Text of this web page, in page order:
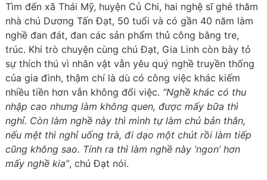
Tìm đến xã Thái Mỹ, huyện Củ Chi, hai nghệ sĩ ghé thăm
nhà chú Dương Tấn Đạt, 50 tuổi và có gần 40 năm làm
nghề đan đát, đan các sản phẩm thủ công bằng tre,
trúc. Khi trò chuyện cùng chú Đạt, Gia Linh còn bày tỏ
sự thích thú vì nhân vật vẫn yêu quý nghề truyền thống
của gia đình, thậm chí là dù có công việc khác kiếm
nhiều tiền hơn vẫn không đổi việc. “Nghề khác có thu
nhập cao nhưng làm không quen, được mấy bữa thì
nghỉ. Còn làm nghề này thì mình tự làm chủ bản thân,
nếu mệt thì nghỉ uống trà, đi dạo một chút rồi làm tiếp
cũng không sao. Tính ra thì làm nghề này ‘ngon’ hơn
mấy nghề kia”, chú Đạt nói.